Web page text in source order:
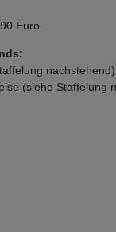
Euro
(siehe Staffelung